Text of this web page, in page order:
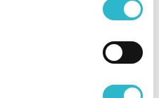
gyűjtöttek.